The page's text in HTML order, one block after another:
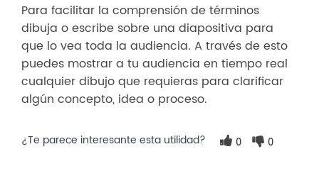
Para facilitar la comprensión de términos
dibuja o escribe sobre una diapositiva para
que lo vea toda la audiencia. A través de esto
puedes mostrar a tu audiencia en tiempo real
cualquier dibujo que requieras para clarificar
algún concepto, idea o proceso.
¿Te parece interesante esta utilidad? 0 0